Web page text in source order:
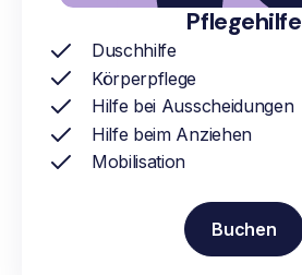
Pflegehilfe
Duschhilfe
Körperpflege
Hilfe bei Ausscheidungen
Hilfe beim Anziehen
Mobilisation
Buchen